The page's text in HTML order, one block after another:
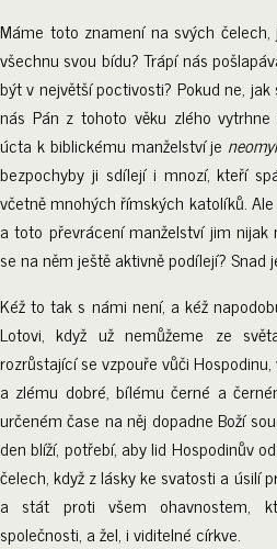
Máme toto znamení na svých
všechnu svou bídu? Trápí nás
být v největší poctivosti? Pokud ne,
nás Pán z tohoto věku zlého
úcta k biblickému manželství je
bezpochyby ji sdílejí i mnozí, kteří
včetně mnohých římských katolíků.
a toto převrácení manželství jim
se na něm ještě aktivně podílejí? Snad
Kéž to tak s námi není, a kéž
Lotovi, když už nemůžeme ze
rozrůstající se vzpouře vůči
a zlému dobré, bílému černé a
určeném čase na něj dopadne Boží
den blíží, potřebí, aby lid Hospodinův
čelech, když z lásky ke svatosti a úsilí
a stát proti všem ohavnostem,
společnosti, a žel, i viditelné církve.